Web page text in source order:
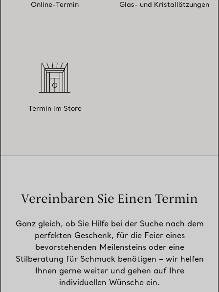
Online-Termin Glas- und Kristallätzungen
Termin im Store
Vereinbaren Sie Einen Termin
Ganz gleich, ob Sie Hilfe bei der Suche nach dem
perfekten Geschenk, für die Feier eines
bevorstehenden Meilensteins oder eine
Stilberatung für Schmuck benötigen – wir helfen
Ihnen gerne weiter und gehen auf Ihre
individuellen Wünsche ein.